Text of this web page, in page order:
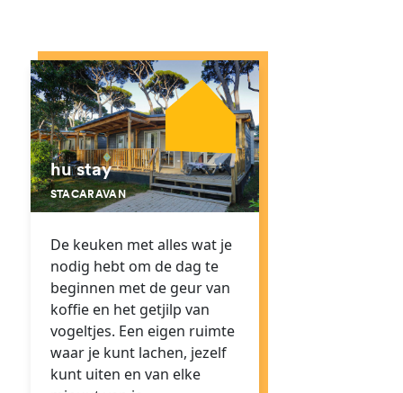
hu stay
STACARAVAN
De keuken met alles wat je
nodig hebt om de dag te
beginnen met de geur van
koffie en het getjilp van
vogeltjes. Een eigen ruimte
waar je kunt lachen, jezelf
kunt uiten en van elke